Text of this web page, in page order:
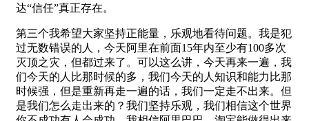
达“信任”真正存在。
第三个我希望大家坚持正能量，乐观地看待问题。我是犯
过无数错误的人，今天阿里在前面15年内至少有100多次
灭顶之灾，但都过来了。可以这么讲，今天再来一遍，我
们今天的人比那时候的多，我们今天的人知识和能力比那
时候强，但是重新再走一遍的话，我们一定走不出来。但
是我们怎么走出来的？我们坚持乐观，我们相信这个世界